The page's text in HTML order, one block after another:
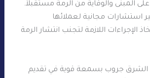
المبنى والوقاية من الرمة مستقبلاً.
استشارات مجانية لعملائها
الإجراءات اللازمة لتجنب انتشار الرمة
الشرق جروب بسمعة قوية في تقديم